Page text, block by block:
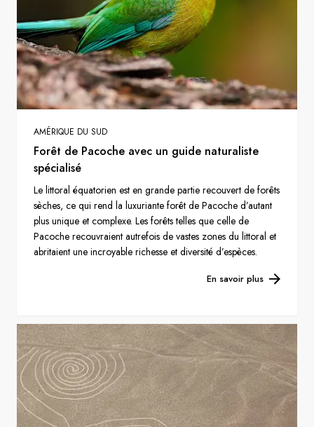
AMÉRIQUE DU SUD
Forêt de Pacoche avec un guide naturaliste
spécialisé
Le littoral équatorien est en grande partie recouvert de forêts
sèches, ce qui rend la luxuriante forêt de Pacoche d’autant
plus unique et complexe. Les forêts telles que celle de
Pacoche recouvraient autrefois de vastes zones du littoral et
abritaient une incroyable richesse et diversité d’espèces.
En savoir plus